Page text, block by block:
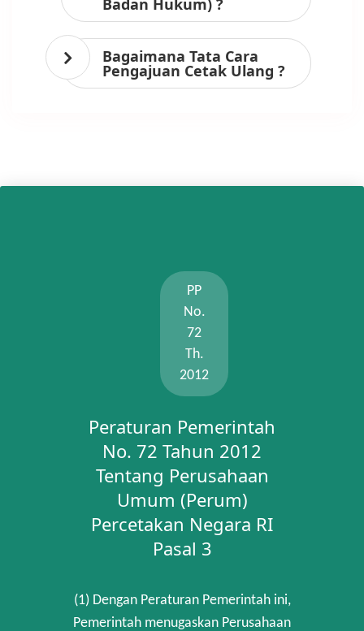
Bagaimana Tata Cara
Pengajuan Cetak Ulang ?
PP
No.
72
Th.
2012
Peraturan Pemerintah
No. 72 Tahun 2012
Tentang Perusahaan
Umum (Perum)
Percetakan Negara RI
Pasal 3
(1) Dengan Peraturan Pemerintah ini,
Pemerintah menugaskan Perusahaan